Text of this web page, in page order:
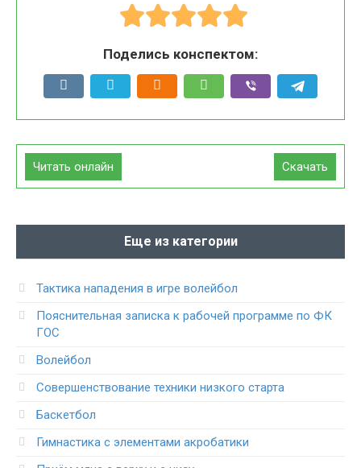
Поделись конспектом:
Скачать
Читать онлайн
Еще из категории
Тактика нападения в игре волейбол
Пояснительная записка к рабочей программе по ФК
ГОС
Волейбол
Совершенствование техники низкого старта
Баскетбол
Гимнастика с элементами акробатики